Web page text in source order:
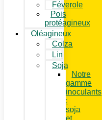
Féverole
Pois
protéagineux
Oléagineux
Colza
Lin
Soja
Notre
gamme
inoculants
:
soja
et